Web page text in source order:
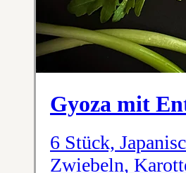
Gyoza mit
6 Stück,
Zwiebeln,